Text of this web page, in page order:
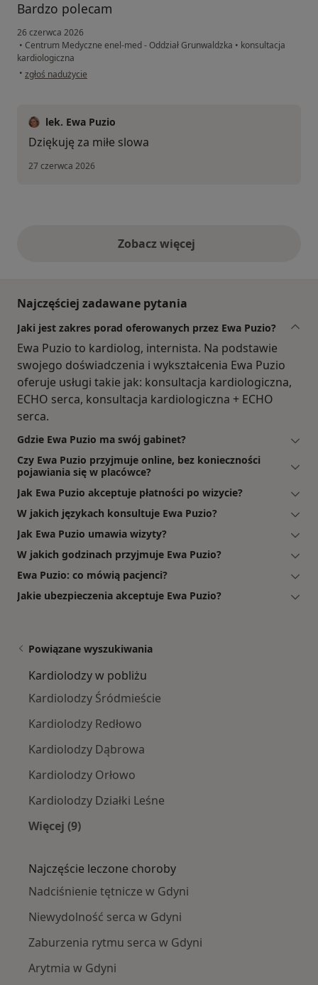
Bardzo polecam
26 czerwca 2026
• Centrum Medyczne enel-med - Oddział Grunwaldzka • konsultacja
kardiologiczna
• w opinii użytkownika Ks
zgłoś nadużycie
lek. Ewa Puzio
Dziękuję za miłe slowa
27 czerwca 2026
Zobacz więcejopinie powyżej
Najczęściej zadawane pytania
Jaki jest zakres porad oferowanych przez Ewa Puzio?
Ewa Puzio to kardiolog, internista. Na podstawie
swojego doświadczenia i wykształcenia Ewa Puzio
oferuje usługi takie jak: konsultacja kardiologiczna,
ECHO serca, konsultacja kardiologiczna + ECHO
serca.
Gdzie Ewa Puzio ma swój gabinet?
Czy Ewa Puzio przyjmuje online, bez konieczności
pojawiania się w placówce?
Jak Ewa Puzio akceptuje płatności po wizycie?
W jakich językach konsultuje Ewa Puzio?
Jak Ewa Puzio umawia wizyty?
W jakich godzinach przyjmuje Ewa Puzio?
Ewa Puzio: co mówią pacjenci?
Jakie ubezpieczenia akceptuje Ewa Puzio?
Powiązane wyszukiwania
Kardiolodzy w pobliżu
Kardiolodzy Śródmieście
Kardiolodzy Redłowo
Kardiolodzy Dąbrowa
Kardiolodzy Orłowo
Kardiolodzy Działki Leśne
Więcej (9)
Najczęście leczone choroby
Nadciśnienie tętnicze w Gdyni
Niewydolność serca w Gdyni
Zaburzenia rytmu serca w Gdyni
Arytmia w Gdyni